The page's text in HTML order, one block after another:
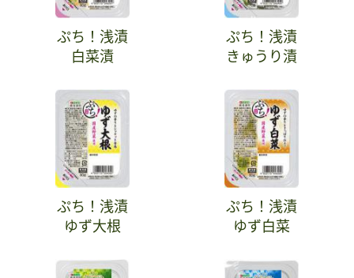
ぷち！浅漬
白菜漬
ぷち！浅漬
きゅうり漬
ぷち！浅漬
ゆず大根
ぷち！浅漬
ゆず白菜